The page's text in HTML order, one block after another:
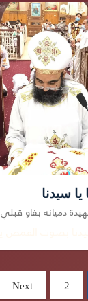
سيدنا
دميانه بفاو قبلي
2
Next